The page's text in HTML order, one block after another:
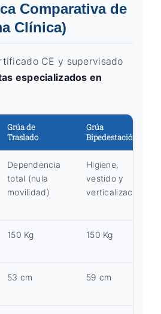
Comparativa de
Clínica)
CE y supervisado
especializados en
Grúa de
Traslado
Grúa
Bipedestación
Dependencia
total (nula
movilidad)
Higiene,
vestido y
verticalización
150 Kg 150 Kg
53 cm 59 cm